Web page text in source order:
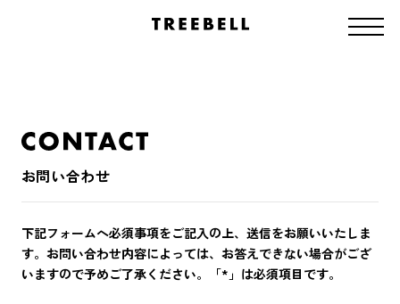
お問い合わせ
下記フォームへ必須事項をご記入の上、送信をお願いいたしま
す。 お問い合わせ内容によっては、お答えできない場合がござ
いますので予めご了承ください。
「*」は必須項目です。